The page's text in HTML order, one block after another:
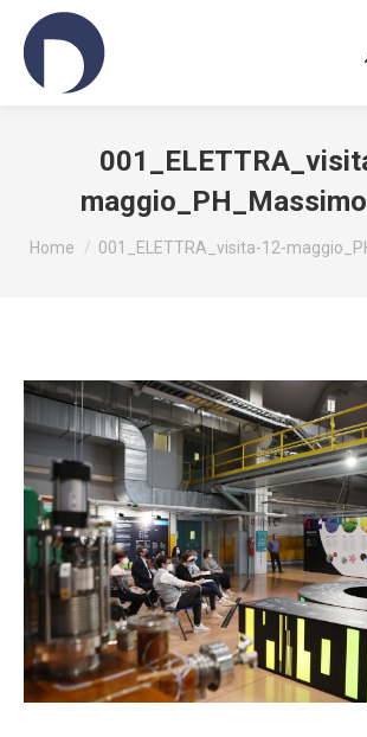
You are here:
Home 001_ELETTRA_visita-12-